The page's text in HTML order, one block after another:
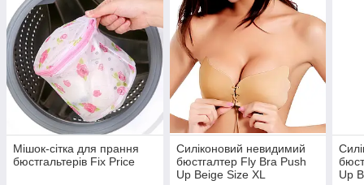
Мішок-сітка для прання
бюстгальтерів Fix Price
Силіконовий невидимий
бюстгалтер Fly Bra Рush
Up Beigе Size XL
Up